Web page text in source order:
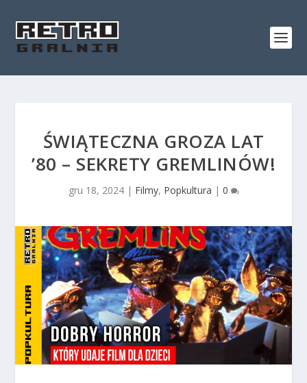
ŚWIĄTECZNA GROZA LAT
’80 – SEKRETY GREMLINÓW!
gru 18, 2024| Filmy, Popkultura | 0